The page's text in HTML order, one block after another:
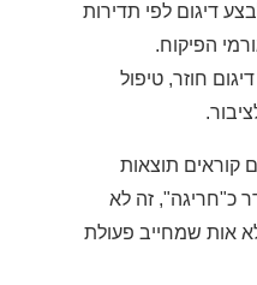
דיגום לפי תדירות
הפיקוח.
חוזר, טיפול
תוצאות
כ"חריגה", זה לא
אות שמחייב פעולת